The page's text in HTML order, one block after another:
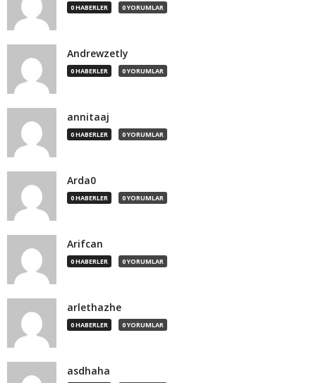
0 HABERLER 0 YORUMLAR
Andrewzetly
0 HABERLER 0 YORUMLAR
annitaaj
0 HABERLER 0 YORUMLAR
Arda0
0 HABERLER 0 YORUMLAR
Arifcan
0 HABERLER 0 YORUMLAR
arlethazhe
0 HABERLER 0 YORUMLAR
asdhaha